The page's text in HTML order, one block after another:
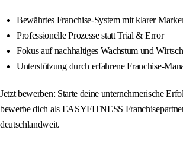
Bewährtes Franchise-System mit klarer
Professionelle Prozesse statt Trial & Error
Fokus auf nachhaltiges Wachstum und
Unterstützung durch erfahrene Franchise-
Jetzt bewerben: Starte deine unternehmerische
bewerbe dich als EASYFITNESS
deutschlandweit.